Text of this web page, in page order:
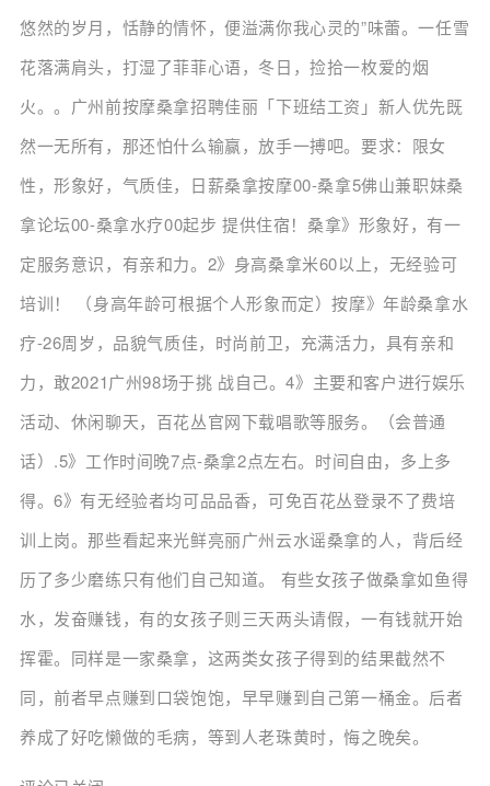
悠然的岁月，恬静的情怀，便溢满你我心灵的”味蕾。一任雪
花落满肩头，打湿了菲菲心语，冬日，捡拾一枚爱的烟
火。。广州前按摩桑拿招聘佳丽「下班结工资」新人优先既
然一无所有，那还怕什么输赢，放手一搏吧。要求：限女
性，形象好，气质佳，日薪桑拿按摩00-桑拿5佛山兼职妹桑
拿论坛00-桑拿水疗00起步 提供住宿！桑拿》形象好，有一
定服务意识，有亲和力。2》身高桑拿米60以上，无经验可
培训！ （身高年龄可根据个人形象而定）按摩》年龄桑拿水
疗-26周岁，品貌气质佳，时尚前卫，充满活力，具有亲和
力，敢2021广州98场于挑 战自己。4》主要和客户进行娱乐
活动、休闲聊天，百花丛官网下载唱歌等服务。（会普通
话）.5》工作时间晚7点-桑拿2点左右。时间自由，多上多
得。6》有无经验者均可品品香，可免百花丛登录不了费培
训上岗。那些看起来光鲜亮丽广州云水谣桑拿的人，背后经
历了多少磨练只有他们自己知道。 有些女孩子做桑拿如鱼得
水，发奋赚钱，有的女孩子则三天两头请假，一有钱就开始
挥霍。同样是一家桑拿，这两类女孩子得到的结果截然不
同，前者早点赚到口袋饱饱，早早赚到自己第一桶金。后者
养成了好吃懒做的毛病，等到人老珠黄时，悔之晚矣。